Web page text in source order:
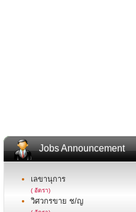
Jobs Announcement
เลขานุการ
( อัตรา)
วิศวกรขาย ช/ญ